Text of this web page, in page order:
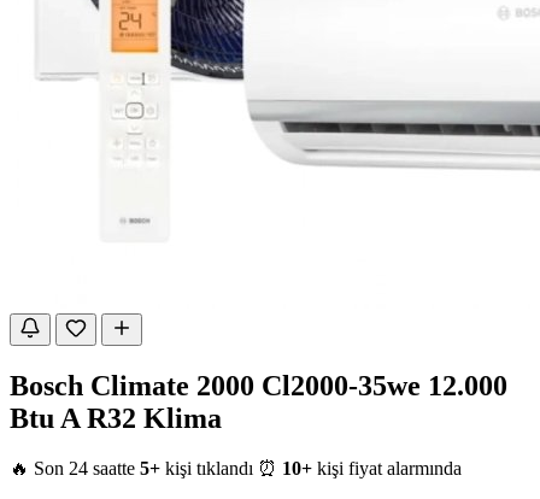
Bosch Climate 2000 Cl2000-35we 12.000
Btu A R32 Klima
🔥 Son 24 saatte 5+ kişi tıklandı ⏰ 10+ kişi fiyat alarmında